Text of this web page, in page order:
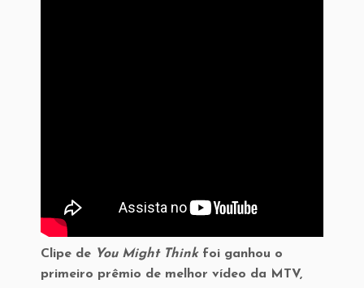
Clipe de You Might Thinkfoi ganhou o
primeiro prêmio de melhor vídeo da MTV,